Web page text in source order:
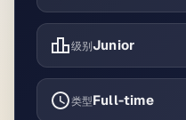
级别Junior
类型Full-time